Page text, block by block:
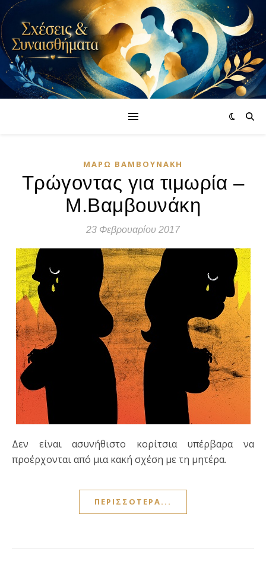
ΜΆΡΩ ΒΑΜΒΟΥΝΆΚΗ
Τρώγοντας για τιμωρία –
Μ.Βαμβουνάκη
23 Φεβρουαρίου 2017
Δεν είναι ασυνήθιστο κορίτσια υπέρβαρα να
προέρχονται από μια κακή σχέση με τη μητέρα.
ΠΕΡΙΣΣΌΤΕΡΑ...